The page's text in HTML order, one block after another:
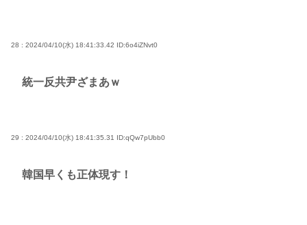
28 : 2024/04/10(水) 18:41:33.42 ID:6o4iZNvt0
統一反共尹ざまあｗ
29 : 2024/04/10(水) 18:41:35.31 ID:qQw7pUbb0
韓国早くも正体現す！